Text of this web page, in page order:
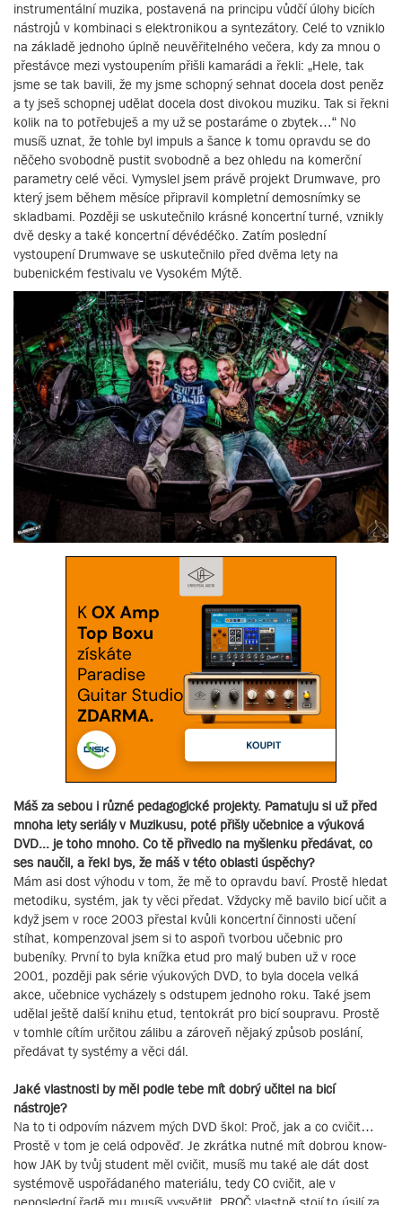
instrumentální muzika, postavená na principu vůdčí úlohy bicích
nástrojů v kombinaci s elektronikou a syntezátory. Celé to vzniklo
na základě jednoho úplně neuvěřitelného večera, kdy za mnou o
přestávce mezi vystoupením přišli kamarádi a řekli: „Hele, tak
jsme se tak bavili, že my jsme schopný sehnat docela dost peněz
a ty jseš schopnej udělat docela dost divokou muziku. Tak si řekni
kolik na to potřebuješ a my už se postaráme o zbytek…“ No
musíš uznat, že tohle byl impuls a šance k tomu opravdu se do
něčeho svobodně pustit svobodně a bez ohledu na komerční
parametry celé věci. Vymyslel jsem právě projekt Drumwave, pro
který jsem během měsíce připravil kompletní demosnímky se
skladbami. Později se uskutečnilo krásné koncertní turné, vznikly
dvě desky a také koncertní dévédéčko. Zatím poslední
vystoupení Drumwave se uskutečnilo před dvěma lety na
bubenickém festivalu ve Vysokém Mýtě.
Máš za sebou i různé pedagogické projekty. Pamatuju si už před
mnoha lety seriály v Muzikusu, poté přišly učebnice a výuková
DVD... je toho mnoho. Co tě přivedlo na myšlenku předávat, co
ses naučil, a řekl bys, že máš v této oblasti úspěchy?
Mám asi dost výhodu v tom, že mě to opravdu baví. Prostě hledat
metodiku, systém, jak ty věci předat. Vždycky mě bavilo bicí učit a
když jsem v roce 2003 přestal kvůli koncertní činnosti učení
stíhat, kompenzoval jsem si to aspoň tvorbou učebnic pro
bubeníky. První to byla knížka etud pro malý buben už v roce
2001, později pak série výukových DVD, to byla docela velká
akce, učebnice vycházely s odstupem jednoho roku. Také jsem
udělal ještě další knihu etud, tentokrát pro bicí soupravu. Prostě
v tomhle cítím určitou zálibu a zároveň nějaký způsob poslání,
předávat ty systémy a věci dál.
Jaké vlastnosti by měl podle tebe mít dobrý učitel na bicí
nástroje?
Na to ti odpovím názvem mých DVD škol: Proč, jak a co cvičit…
Prostě v tom je celá odpověď. Je zkrátka nutné mít dobrou know-
how JAK by tvůj student měl cvičit, musíš mu také ale dát dost
systémově uspořádaného materiálu, tedy CO cvičit, ale v
neposlední řadě mu musíš vysvětlit, PROČ vlastně stojí to úsilí za